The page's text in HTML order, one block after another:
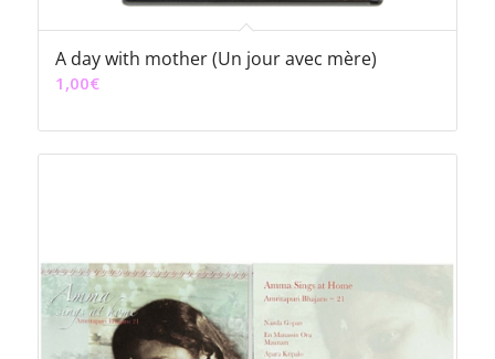
A day with mother (Un jour avec mère)
1,00€